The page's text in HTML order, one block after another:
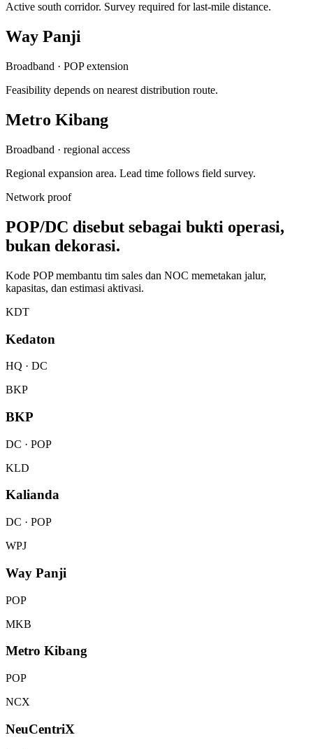
Active south corridor. Survey required for last-mile distance.
Way Panji
Broadband · POP extension
Feasibility depends on nearest distribution route.
Metro Kibang
Broadband · regional access
Regional expansion area. Lead time follows field survey.
Network proof
POP/DC disebut sebagai bukti operasi,
bukan dekorasi.
Kode POP membantu tim sales dan NOC memetakan jalur,
kapasitas, dan estimasi aktivasi.
KDT
Kedaton
HQ · DC
BKP
BKP
DC · POP
KLD
Kalianda
DC · POP
WPJ
Way Panji
POP
MKB
Metro Kibang
POP
NCX
NeuCentriX